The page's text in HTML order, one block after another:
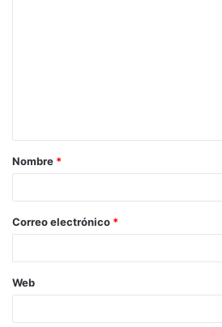
a
r
*
Nombre *
Correo electrónico *
Web